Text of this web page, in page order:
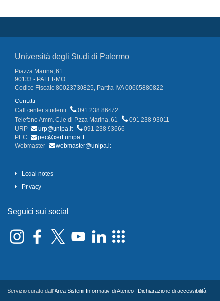
Università degli Studi di Palermo
Piazza Marina, 61
90133 - PALERMO
Codice Fiscale 80023730825, Partita IVA 00605880822
Contatti
Call center studenti
091 238 86472
Telefono Amm. C.le di P.zza Marina, 61
091 238 93011
URP
urp@unipa.it
091 238 93666
PEC
pec@cert.unipa.it
Webmaster
webmaster@unipa.it
Legal notes
Privacy
Seguici sui social
Servizio curato dall'Area Sistemi Informativi di Ateneo | Dichiarazione di accessibilità